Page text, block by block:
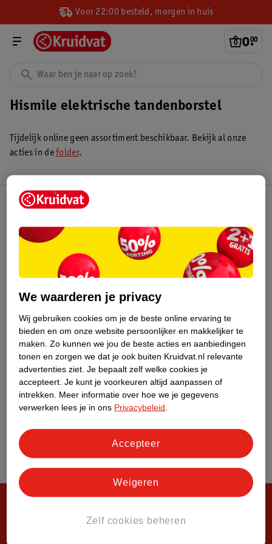
Voor 22:00 besteld, morgen in huis
0.
00
Hismile elektrische tandenborstel
Tijdelijk online geen assortiment beschikbaar. Bekijk al onze
acties in defolder.
Kruidvat Club
Over Kruidvat
We waarderen je privacy
Wij gebruiken cookies om je de beste online ervaring te
bieden en om onze website persoonlijker en makkelijker te
maken. Zo kunnen we jou de beste acties en aanbiedingen
tonen en zorgen we dat je ook buiten Kruidvat.nl relevante
advertenties ziet. Je bepaalt zelf welke cookies je
accepteert. Je kunt je voorkeuren altijd aanpassen of
intrekken.
Meer informatie over hoe we je gegevens
verwerken lees je in ons Privacybeleid
Zelf cookies beheren
Weigeren
Accepteer